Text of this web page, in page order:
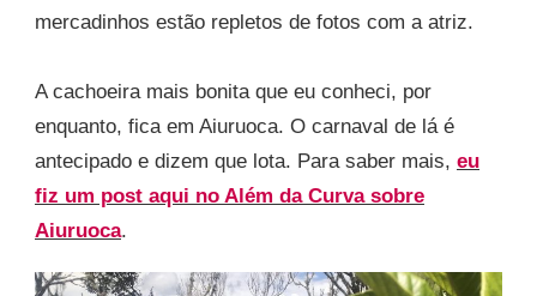
mercadinhos estão repletos de fotos com a atriz.
A cachoeira mais bonita que eu conheci, por
enquanto, fica em Aiuruoca. O carnaval de lá é
antecipado e dizem que lota. Para saber mais, eu
fiz um post aqui no Além da Curva sobre
Aiuruoca.